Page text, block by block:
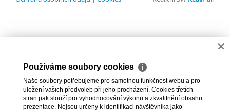
×
Používáme soubory cookies ℹ
Naše soubory potřebujeme pro samotnou funkčnost webu a pro
uložení vašich předvoleb při jeho procházení. Cookies třetích
stran pak slouží pro vyhodnocování výkonu a zkvalitnění obsahu
prezentace. Nejsou určeny k identifikaci návštěvníka jako